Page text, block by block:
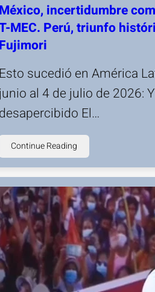
México, incertidumbre
MEC. Perú, triunfo
Fujimori
Esto sucedió en América
junio al 4 de julio de 2026:
desapercibido El…
Continue Reading